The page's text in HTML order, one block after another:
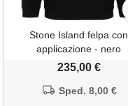
Stone Island felpa con
applicazione - nero
235,00 €
Sped. 8,00 €